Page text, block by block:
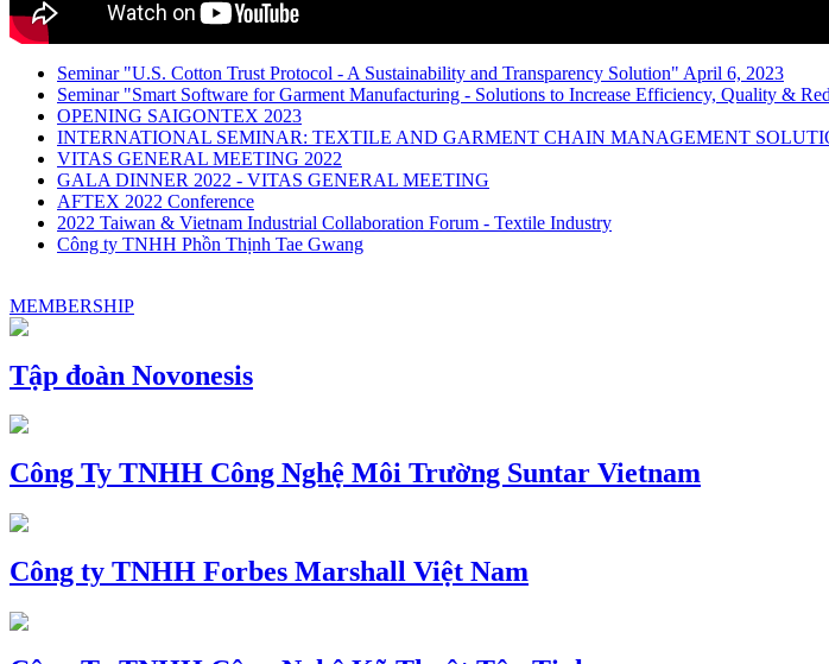
Seminar "U.S. Cotton Trust Protocol - A Sustainability and Transparency Solution" April 6, 2023
Seminar "Smart Software for Garment Manufacturing - Solutions to Increase Efficiency, Quality &
OPENING SAIGONTEX 2023
INTERNATIONAL SEMINAR: TEXTILE AND GARMENT CHAIN MANAGEMENT
VITAS GENERAL MEETING 2022
GALA DINNER 2022 - VITAS GENERAL MEETING
AFTEX 2022 Conference
2022 Taiwan & Vietnam Industrial Collaboration Forum - Textile Industry
Công ty TNHH Phồn Thịnh Tae Gwang
MEMBERSHIP
Tập đoàn Novonesis
Công Ty TNHH Công Nghệ Môi Trường Suntar Vietnam
Công ty TNHH Forbes Marshall Việt Nam